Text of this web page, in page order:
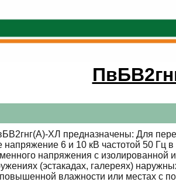
ХЛ предназначены: Для
6 и 10 кВ частотой 50 Гц
напряжения с
(эстакадах, галереях)
влажности или местах с